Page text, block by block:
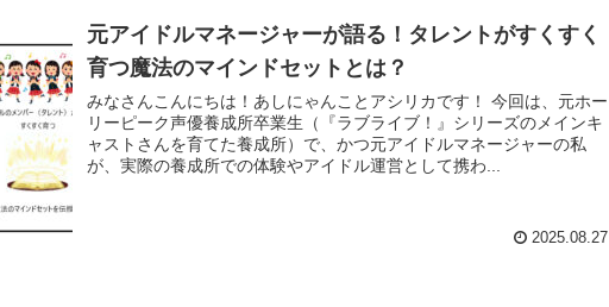
元アイドルマネージャーが語る！タレントがすくすく
育つ魔法のマインドセットとは？
みなさんこんにちは！あしにゃんことアシリカです！ 今回は、元ホー
リーピーク声優養成所卒業生（『ラブライブ！』シリーズのメインキ
ャストさんを育てた養成所）で、かつ元アイドルマネージャーの私
が、実際の養成所での体験やアイドル運営として携わ...
2025.08.27